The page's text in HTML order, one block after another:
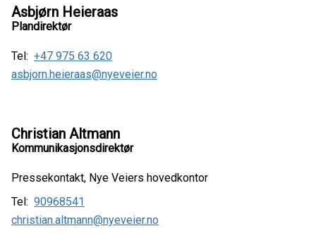
Asbjørn Heieraas
Plandirektør
Tel: +47 975 63 620
asbjorn.heieraas@nyeveier.no
Christian Altmann
Kommunikasjonsdirektør
Pressekontakt, Nye Veiers hovedkontor
Tel: 90968541
christian.altmann@nyeveier.no